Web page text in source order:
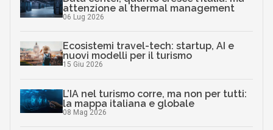
attenzione al thermal management
06 Lug 2026
Ecosistemi travel-tech: startup, AI e
nuovi modelli per il turismo
15 Giu 2026
L’IA nel turismo corre, ma non per tutti:
la mappa italiana e globale
08 Mag 2026